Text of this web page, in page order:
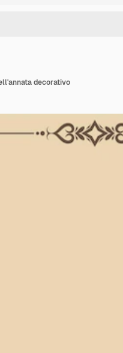
decorativo